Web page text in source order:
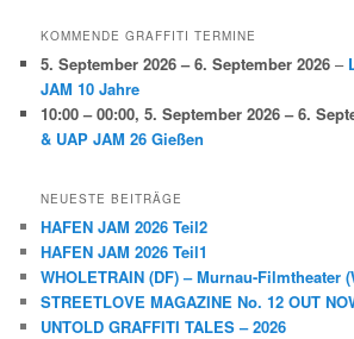
KOMMENDE GRAFFITI TERMINE
5. September 2026 – 6. September 2026 –
JAM 10 Jahre
10:00 – 00:00,5. September 2026 – 6.
& UAP JAM 26 Gießen
NEUESTE BEITRÄGE
HAFEN JAM 2026 Teil2
HAFEN JAM 2026 Teil1
WHOLETRAIN (DF) – Murnau-Filmtheater
STREETLOVE MAGAZINE No. 12 OUT
UNTOLD GRAFFITI TALES – 2026